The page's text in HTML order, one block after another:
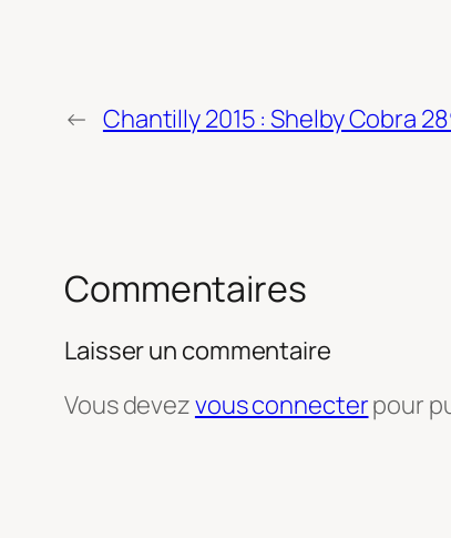
← Chantilly 2015 : Shelby Cobra
Commentaires
Laisser un commentaire
Vous devezvous connecterpour